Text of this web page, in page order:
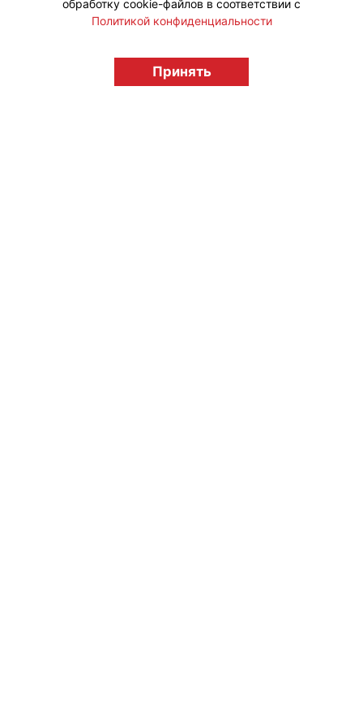
licensingrussia.ru, 2009-2026 12+
обработку cookie-файлов в соответствии с
Политикой конфиденциальности
Принять